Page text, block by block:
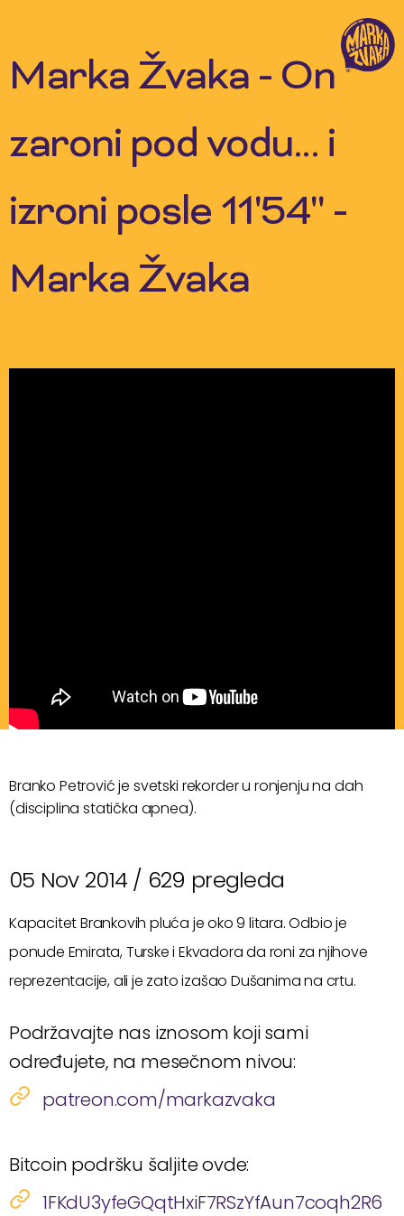
Marka Žvaka - On
zaroni pod vodu... i
izroni posle 11'54'' -
Marka Žvaka
Branko Petrović je svetski rekorder u ronjenju na dah
(disciplina statička apnea).
05 Nov 2014 / 629 pregleda
Kapacitet Brankovih pluća je oko 9 litara. Odbio je
ponude Emirata, Turske i Ekvadora da roni za njihove
reprezentacije, ali je zato izašao Dušanima na crtu.
Podržavajte nas iznosom koji sami
određujete, na mesečnom nivou:
patreon.com/markazvaka
Bitcoin podršku šaljite ovde:
1FKdU3yfeGQqtHxiF7RSzYfAun7coqh2R6